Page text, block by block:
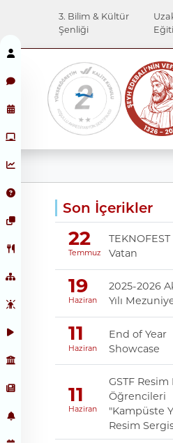
3. Bilim & Kültür
Şenliği
Son İçerikler
22
Temmuz
Vatan
19
Haziran
2025-2026
Yılı
11
Haziran
End of Year
Showcase
11
Haziran
GSTF
Öğrencileri
"Kampüste
Resim